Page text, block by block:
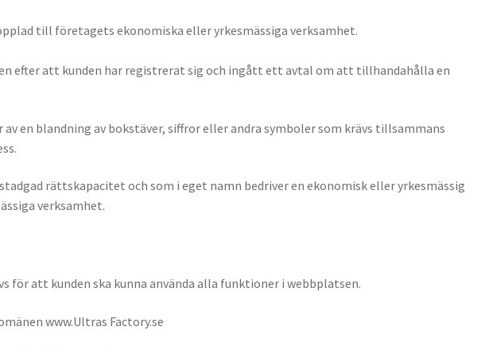
till företagets ekonomiska eller yrkesmässiga verksamhet.
efter att kunden har registrerat sig och ingått ett avtal om att tillhandahålla en
en blandning av bokstäver, siffror eller andra symboler som krävs tillsammans
rättskapacitet och som i eget namn bedriver en ekonomisk eller yrkesmässig
verksamhet.
för att kunden ska kunna använda alla funktioner i webbplatsen.
www.Ultras Factory.se